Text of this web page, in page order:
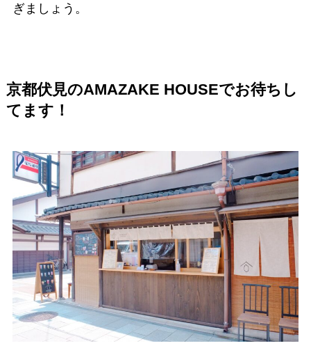
ぎましょう。
京都伏見のAMAZAKE HOUSEでお待ちし
てます！